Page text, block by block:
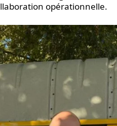
opérationnelle.